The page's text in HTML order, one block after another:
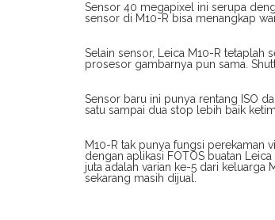
Sensor 40 megapixel ini serupa
sensor di M10-R bisa menangkap
Selain sensor, Leica M10-R tetaplah
prosesor gambarnya pun sama.
Sensor baru ini punya rentang ISO
satu sampai dua stop lebih baik
M10-R tak punya fungsi perekaman
dengan aplikasi FOTOS buatan
juta adalah varian ke-5 dari keluarga
sekarang masih dijual.